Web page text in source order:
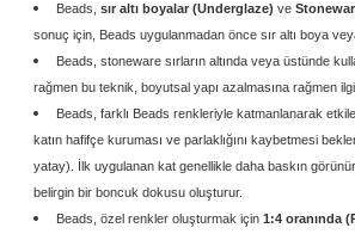
Beads, sır altı boyalar (Underglaze) ve
sonuç için, Beads uygulanmadan önce sır altı boya
Beads, stoneware sırların altında veya üstünde
rağmen bu teknik, boyutsal yapı azalmasına rağmen
Beads, farklı Beads renkleriyle katmanlanarak
katın hafifçe kuruması ve parlaklığını kaybetmesi
yatay). İlk uygulanan kat genellikle daha baskın
belirgin bir boncuk dokusu oluşturur.
Beads, özel renkler oluşturmak için 1:4 oranında